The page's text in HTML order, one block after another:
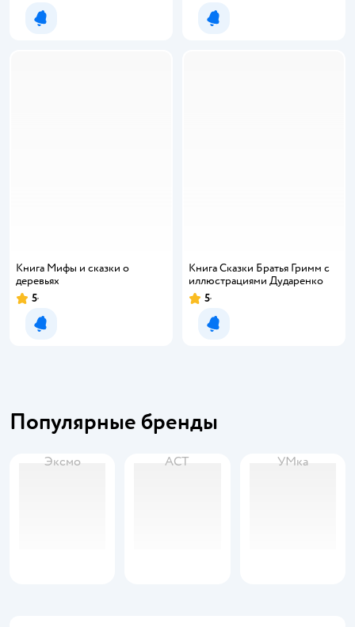
Уведомить о появлении Уведомить о появлении
Книга Мифы и сказки о
деревьях
5
Уведомить о появлении
Книга Сказки Братья Гримм с
иллюстрациями Дударенко
5
Уведомить о появлении
Популярные бренды
Эксмо АСТ УМка